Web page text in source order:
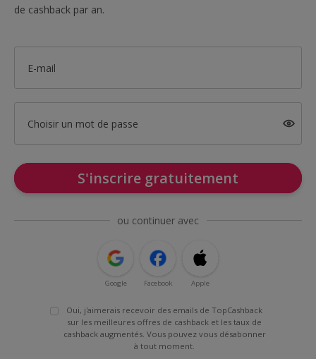
de cashback par an.
E-mail
Choisir un mot de passe
S'inscrire gratuitement
ou continuer avec
Google Facebook Apple
Oui, j'aimerais recevoir des emails de TopCashback
sur les meilleures offres de cashback et les taux de
cashback augmentés. Vous pouvez vous désabonner
à tout moment.